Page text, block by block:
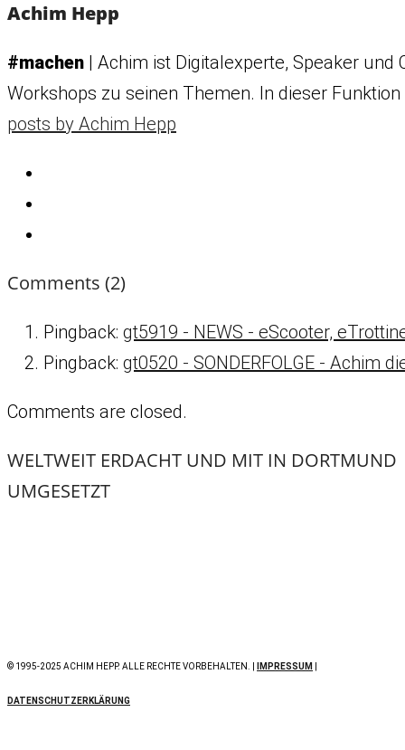
Achim Hepp
#machen | Achim ist Digitalexperte, Speaker
Workshops zu seinen Themen. In dieser
posts by Achim Hepp
Comments (2)
Pingback: gt5919 - NEWS - eScooter,
Pingback: gt0520 - SONDERFOLGE - Achim
Comments are closed.
WELTWEIT ERDACHT UND MIT IN DORTMUND
UMGESETZT
© 1995-2025 ACHIM HEPP. ALLE RECHTE VORBEHALTEN. | IMPRESSUM
DATENSCHUTZERKLÄRUNG